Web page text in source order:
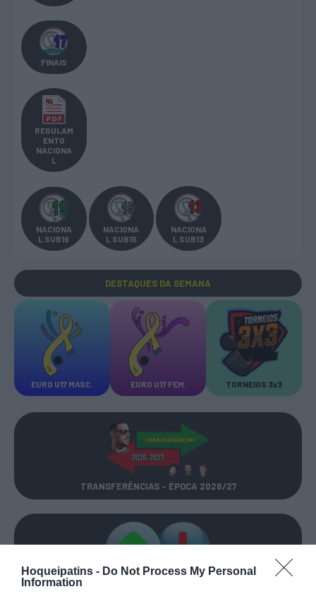
Hoqueipatins - Do Not Process My Personal
Information
FINAIS
REGULAM
ENTO
NACIONA
L
NACIONA
L SUB19
NACIONA
L SUB15
NACIONA
L SUB13
DESTAQUES DA SEMANA
EURO U17 MASC. EURO U17 FEM. TORNEIOS 3x3
TRANSFERÊNCIAS - ÉPOCA 2026/27
CAMPEÕES, SUBIDAS E DESCIDAS